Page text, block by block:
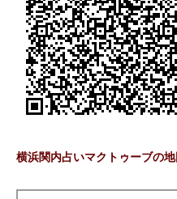
横浜関内占いマクトゥーブの地